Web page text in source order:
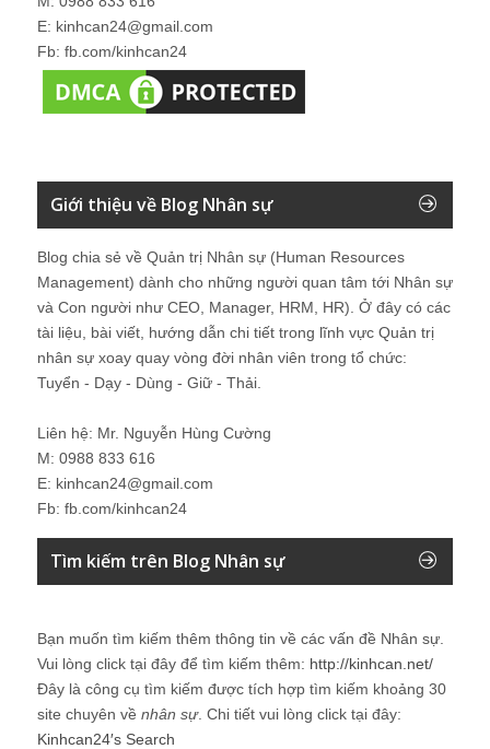
E: kinhcan24@gmail.com
Fb: fb.com/kinhcan24
Giới thiệu về Blog Nhân sự
Blog chia sẻ về Quản trị Nhân sự (Human Resources
Management) dành cho những người quan tâm tới Nhân sự
và Con người như CEO, Manager, HRM, HR). Ở đây có các
tài liệu, bài viết, hướng dẫn chi tiết trong lĩnh vực Quản trị
nhân sự xoay quay vòng đời nhân viên trong tổ chức:
Tuyển - Dạy - Dùng - Giữ - Thải.
Liên hệ: Mr. Nguyễn Hùng Cường
M: 0988 833 616
E: kinhcan24@gmail.com
Fb: fb.com/kinhcan24
Tìm kiếm trên Blog Nhân sự
Bạn muốn tìm kiếm thêm thông tin về các vấn đề Nhân sự
Vui lòng click tại đây để tìm kiếm thêm: http://kinhcan.net/
Đây là công cụ tìm kiếm được tích hợp tìm kiếm khoảng 30
site chuyên về nhân sự. Chi tiết vui lòng click tại đây:
Kinhcan24′s Search